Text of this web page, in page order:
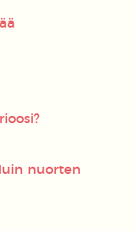
nuorten